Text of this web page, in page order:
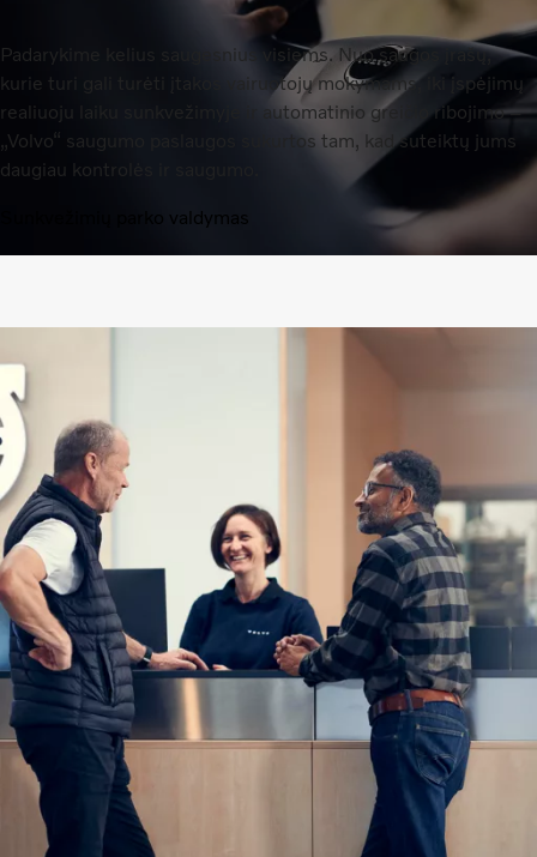
Padarykime kelius saugesnius visiems. Nuo saugos įrašų,
kurie turi gali turėti įtakos vairuotojų mokymams, iki įspėjimų
realiuoju laiku sunkvežimyje ir automatinio greičio ribojimo –
„Volvo“ saugumo paslaugos sukurtos tam, kad suteiktų jums
daugiau kontrolės ir saugumo.
Sunkvežimių parko valdymas